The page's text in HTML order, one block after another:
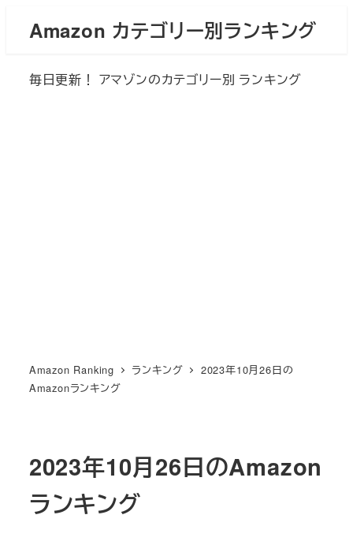
Amazon カテゴリー別ランキング
毎日更新！ アマゾンのカテゴリー別 ランキング
Amazon Ranking ランキング
2023年10月26日の
Amazonランキング
2023年10月26日のAmazon
ランキング